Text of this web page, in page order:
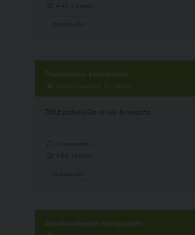
Poutamäen koirapuisto
Poutamäentie 8-10, Helsinki
Tällä palvelulla ei ole kuvausta.
Aatoksenkadun koirapuisto